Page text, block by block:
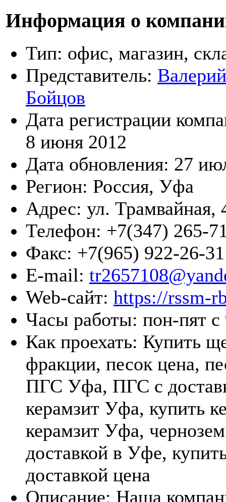
Информация о
Тип: офис, магазин,
Представитель:
Бойцов
Дата регистрации
8 июня 2012
Дата обновления: 27
Регион: Россия, Уфа
Адрес: ул. Трамвайная,
Телефон: +7(347) 265-
Факс: +7(965) 922-26-31
E-mail:
Web-сайт: https://rssm-
Часы работы: пон-пят
Как проехать: Купить
фракции, песок цена,
ПГС Уфа, ПГС с
керамзит Уфа, купить
керамзит Уфа,
доставкой в Уфе,
доставкой цена
Описание: Наша